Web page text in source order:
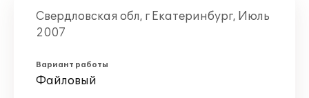
Свердловская обл, г Екатеринбург, Июль
2007
Вариант работы
Файловый